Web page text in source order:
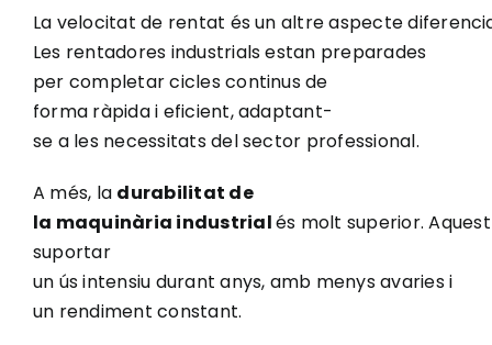
La velocitat de rentat és un altre aspecte
Les rentadores industrials estan preparades
per completar cicles continus de
forma ràpida i eficient, adaptant-
se a les necessitats del sector professional.
A més, la durabilitat de
la maquinària industrialés molt superior.
suportar
un ús intensiu durant anys, amb menys avaries i
un rendiment constant.